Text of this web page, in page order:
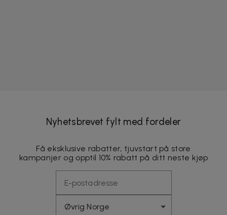
Nyhetsbrevet fylt med fordeler
Få eksklusive rabatter, tjuvstart på store
kampanjer og opptil 10% rabatt på ditt neste kjøp